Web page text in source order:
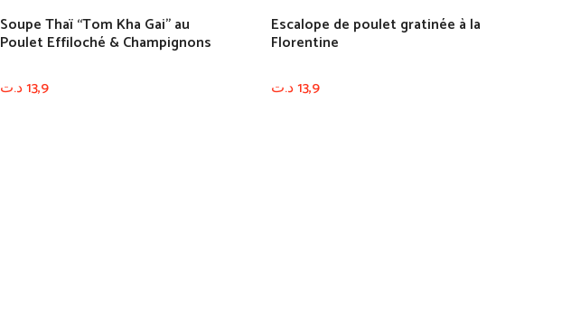
Soupe Thaï “Tom Kha Gai” au
Poulet Effiloché & Champignons
13,9د.ت
Escalope de poulet gratinée à la
Florentine
13,9د.ت